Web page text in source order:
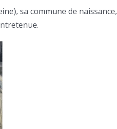
sa commune de naissance,